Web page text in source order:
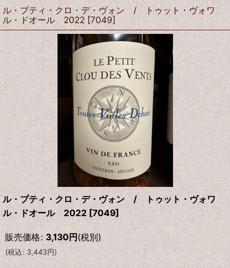
ル・プティ・クロ・デ・ヴォン / トゥット・ヴォワ
ル・ドオール 2022 [7049]
ル・プティ・クロ・デ・ヴォン / トゥット・ヴォワ
ル・ドオール 2022 [7049]
販売価格: 3,130円(税別)
(税込: 3,443円)